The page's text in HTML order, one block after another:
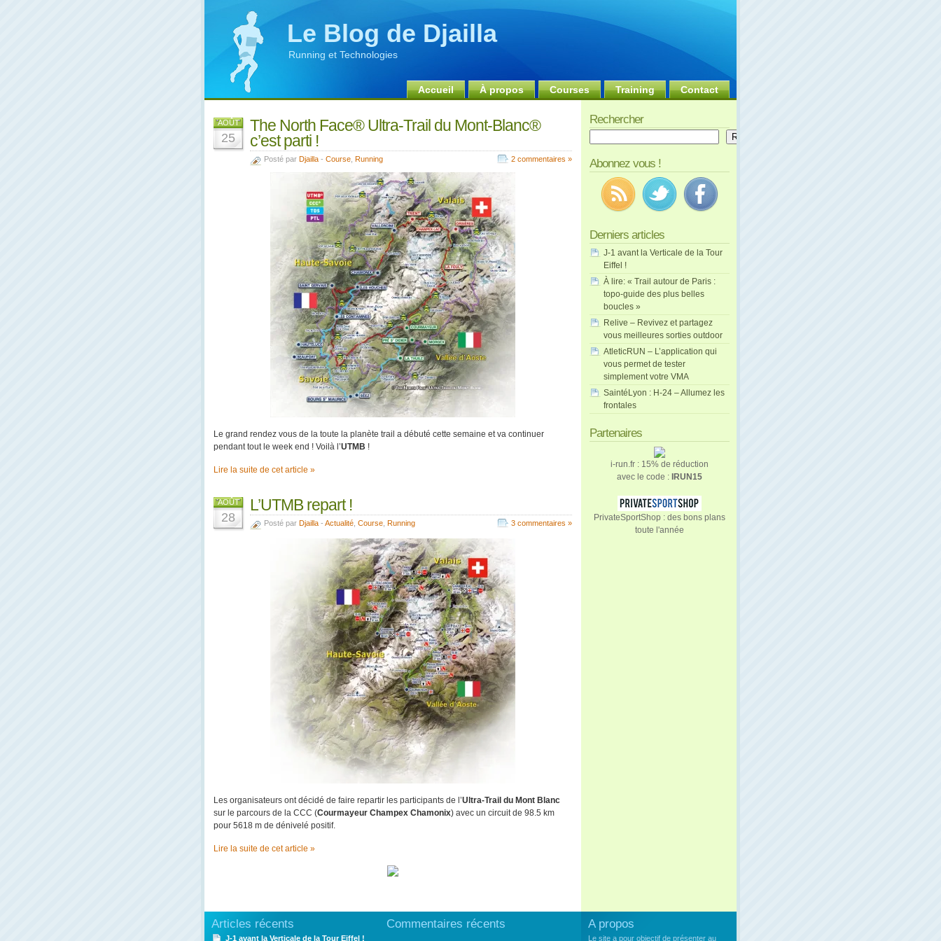
Le Blog de Djailla
Running et Technologies
Accueil À propos Courses Training Contact
AOÛT
25
The North Face® Ultra-Trail du Mont-Blanc®
c’est parti !
Posté par Djailla - Course Running 2 commentaires »
Le grand rendez vous de la toute la planète trail a débuté cette semaine et va continuer
pendant tout le week end ! Voilà l’UTMB !
Lire la suite de cet article »
AOÛT
28
L’UTMB repart !
Posté par Djailla - Actualité Course Running 3 commentaires »
Les organisateurs ont décidé de faire repartir les participants de l’Ultra-Trail du Mont Blanc
sur le parcours de la CCC (Courmayeur Champex Chamonix) avec un circuit de 98.5 km
pour 5618 m de dénivelé positif.
Lire la suite de cet article »
Rechercher
Rechercher
Abonnez vous !
Derniers articles
J-1 avant la Verticale de la Tour
Eiffel !
À lire: « Trail autour de Paris :
topo-guide des plus belles
boucles »
Relive – Revivez et partagez
vous meilleures sorties outdoor
AtleticRUN – L’application qui
vous permet de tester
simplement votre VMA
SaintéLyon : H-24 – Allumez les
frontales
Partenaires
i-run.fr : 15% de réduction
avec le code : IRUN15
PrivateSportShop : des bons plans
toute l'année
Articles récents
J-1 avant la Verticale de la Tour Eiffel !
Commentaires récents A propos
Le site a pour objectif de présenter au